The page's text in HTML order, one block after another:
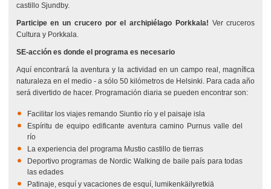
castillo Sjundby.
Participe en un crucero por el archipiélago Porkkala! Ver cruceros
Cultura y Porkkala.
SE-acción es donde el programa es necesario
Aquí encontrará la aventura y la actividad en un campo real, magnífica
naturaleza en el medio - a sólo 50 kilómetros de Helsinki. Para cada año
será divertido de hacer. Programación diaria se pueden encontrar son:
Facilitar los viajes remando Siuntio río y el paisaje isla
Espíritu de equipo edificante aventura camino Purnus valle del
río
La experiencia del programa Mustio castillo de tierras
Deportivo programas de Nordic Walking de baile país para todas
las edades
Patinaje, esquí y vacaciones de esquí, lumikenkäilyretkiä